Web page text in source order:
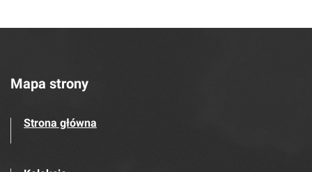
Mapa strony
Strona główna